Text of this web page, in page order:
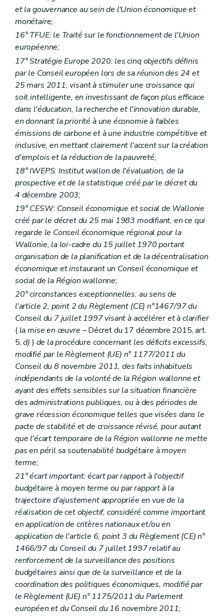
Art.
Chapitre III
Du contrôle administratif et budgétaire
Art.
ChapitreIV
externe et de la certification du compte général
Art.
Art.102/1
Art.103
Art.
103
LivreIV
Dispositions diverses, transitoires et finales
TitreIer
Dispositions diverses
Art.104– Décret du 17 décembre 2015, art 88
Titre II
Dispositions transitoires
Art.
105
– Décret du 17 décembre 2015, art 88
Art. 106– Décret du 17 décembre 2015, art 88
Art.107– Décret du 17 décembre 2015, art 88
Art.108– Décret du 17 décembre 2015, art 88
Art.109
Titre III
Dispositions abrogatoires et finales
Art.110
Art.111
Art.112
Annexe
et la gouvernance au sein de l'Union économique et
monétaire;
16° TFUE: le Traité sur le fonctionnement de l'Union
européenne;
17° Stratégie Europe 2020: les cinq objectifs définis
par le Conseil européen lors de sa réunion des 24 et
25 mars 2011, visant à stimuler une croissance qui
soit intelligente, en investissant de façon plus efficace
dans l'éducation, la recherche et l'innovation durable,
en donnant la priorité à une économie à faibles
émissions de carbone et à une industrie compétitive et
inclusive, en mettant clairement l'accent sur la création
d'emplois et la réduction de la pauvreté;
18° IWEPS: Institut wallon de l'évaluation, de la
prospective et de la statistique créé par le décret du
4 décembre 2003;
19° CESW: Conseil économique et social de Wallonie
créé par le décret du 25 mai 1983 modifiant, en ce qui
regarde le Conseil économique régional pour la
Wallonie, la loi-cadre du 15 juillet 1970 portant
organisation de la planification et de la décentralisation
économique et instaurant un Conseil économique et
social de la Région wallonne;
20° circonstances exceptionnelles: au sens de
l'article 2, point 2 du Règlement (CE) n°1467/97 du
Conseil du 7 juillet 1997 visant à accélérer et à clarifier
( la mise en œuvre – Décret du 17 décembre 2015, art.
5,d) ) de la procédure concernant les déficits excessifs,
modifié par le Règlement (UE) n° 1177/2011 du
Conseil du 8 novembre 2011, des faits inhabituels
indépendants de la volonté de la Région wallonne et
ayant des effets sensibles sur la situation financière
des administrations publiques, ou à des périodes de
grave récession économique telles que visées dans le
pacte de stabilité et de croissance révisé, pour autant
que l'écart temporaire de la Région wallonne ne mette
pas en péril sa soutenabilité budgétaire à moyen
terme;
21° écart important: écart par rapport à l'objectif
budgétaire à moyen terme ou par rapport à la
trajectoire d'ajustement appropriée en vue de la
réalisation de cet objectif, considéré comme important
en application de critères nationaux et/ou en
application de l'article 6, point 3 du Règlement (CE) n°
1466/97 du Conseil du 7 juillet 1997 relatif au
renforcement de la surveillance des positions
budgétaires ainsi que de la surveillance et de la
coordination des politiques économiques, modifié par
le Règlement (UE) n° 1175/2011 du Parlement
européen et du Conseil du 16 novembre 2011;